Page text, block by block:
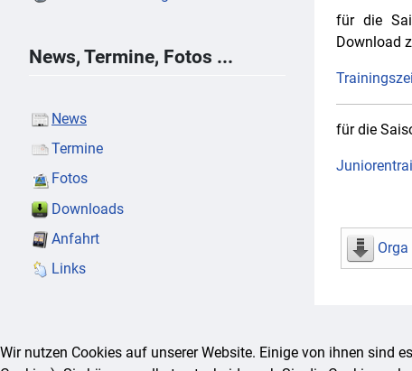
News, Termine, Fotos ...
News
Termine
Fotos
Downloads
Anfahrt
Links
für die
Download
für die
Wir nutzen Cookies auf unserer Website. Einige von ihnen sind